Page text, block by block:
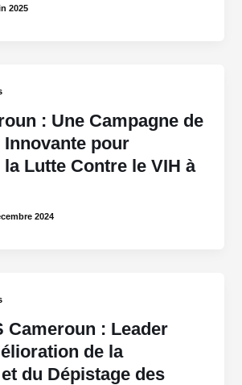
2025
: Une Campagne de
Innovante pour
Lutte Contre le VIH à
2024
Cameroun : Leader
de la
du Dépistage des